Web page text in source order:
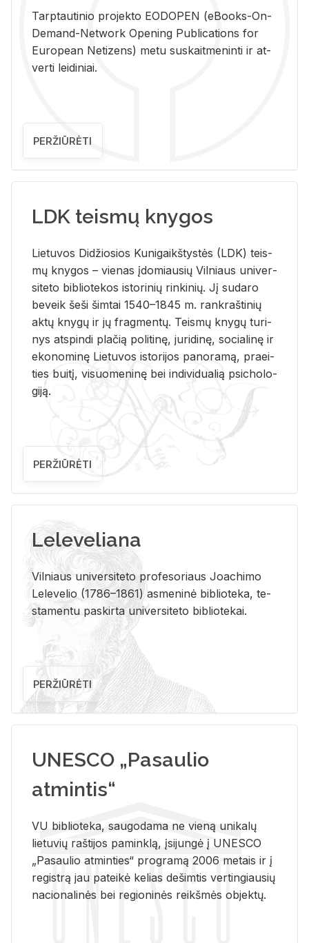
Tarp­tau­ti­nio pro­jek­to EO­DO­PEN (eBo­oks-On-
De­mand-Ne­twork Ope­ning Pub­li­ca­tions for
Eu­ro­pe­an Ne­ti­zens) metu su­skait­me­nin­ti ir at­
ver­ti lei­di­niai.
PERŽIŪRĖTI
LDK teismų knygos
Lie­tu­vos Di­džio­sios Ku­ni­gaikš­tys­tės (LDK) teis­
mų kny­gos – vie­nas įdo­miau­sių Vil­niaus uni­ver­
si­te­to bi­b­lio­te­kos is­to­ri­nių rin­ki­nių. Jį su­da­ro
be­veik šeši šim­tai 1540–1845 m. rank­raš­ti­nių
aktų kny­gų ir jų frag­men­tų. Teis­mų kny­gų tu­ri­
nys at­spin­di pla­čią po­li­ti­nę, ju­ri­di­nę, so­cia­li­nę ir
eko­no­mi­nę Lie­tu­vos is­to­ri­jos pa­no­ra­mą, pra­ei­
ties bui­tį, vi­suo­me­ni­nę bei in­di­vi­dua­lią psi­cho­lo­
gi­ją.
PERŽIŪRĖTI
Leleveliana
Vil­niaus uni­ver­si­te­to pro­fe­so­riaus Jo­a­chi­mo
Le­le­ve­lio (1786–1861) as­me­ni­nė bi­b­lio­te­ka, te­
sta­men­tu pa­skir­ta uni­ver­si­te­to bi­b­lio­te­kai.
PERŽIŪRĖTI
UNESCO „Pasaulio
atmintis“
VU biblioteka, saugodama ne vieną unikalų
lietuvių raštijos paminklą, įsijungė į UNESCO
„Pasaulio atminties“ programą 2006 metais ir į
registrą jau pateikė kelias dešimtis vertingiausių
nacionalinės bei regioninės reikšmės objektų.